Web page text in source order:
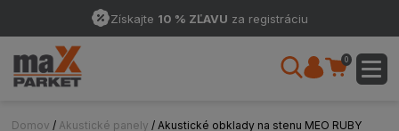
Získajte 10 % ZĽAVU za registráciu
0
Domov / Akustické panely / Akustické obklady na stenu MEO RUBY